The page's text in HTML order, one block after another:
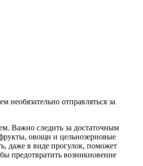
отправляться за
Важно следить за достаточным
овощи и цельнозерновые
даже в виде прогулок, поможет
предотвратить возникновение